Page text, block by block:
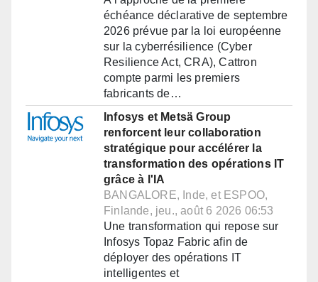
échéance déclarative de septembre
2026 prévue par la loi européenne
sur la cyberrésilience (Cyber
Resilience Act, CRA), Cattron
compte parmi les premiers
fabricants de…
Infosys et Metsä Group
renforcent leur collaboration
stratégique pour accélérer la
transformation des opérations IT
grâce à l'IA
BANGALORE, Inde, et ESPOO,
Finlande, jeu., août 6 2026 06:53
Une transformation qui repose sur
Infosys Topaz Fabric afin de
déployer des opérations IT
intelligentes et